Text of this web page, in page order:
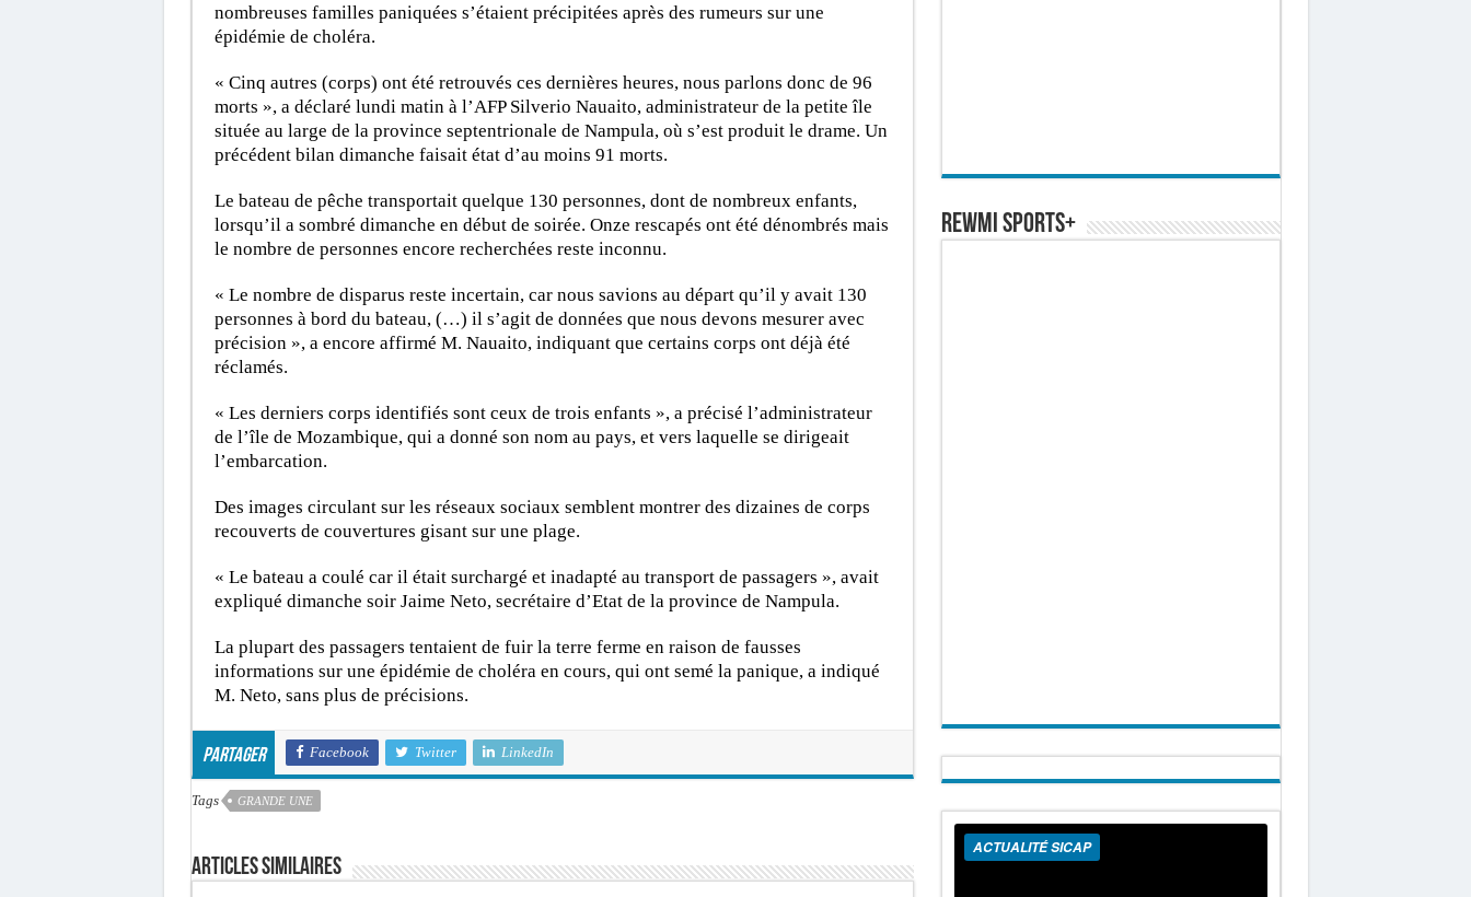
nombreuses familles paniquées s’étaient précipitées après des rumeurs sur une
épidémie de choléra.
« Cinq autres (corps) ont été retrouvés ces dernières heures, nous parlons donc de 96
morts », a déclaré lundi matin à l’AFP Silverio Nauaito, administrateur de la petite île
située au large de la province septentrionale de Nampula, où s’est produit le drame. Un
précédent bilan dimanche faisait état d’au moins 91 morts.
Le bateau de pêche transportait quelque 130 personnes, dont de nombreux enfants,
lorsqu’il a sombré dimanche en début de soirée. Onze rescapés ont été dénombrés mais
le nombre de personnes encore recherchées reste inconnu.
« Le nombre de disparus reste incertain, car nous savions au départ qu’il y avait 130
personnes à bord du bateau, (…) il s’agit de données que nous devons mesurer avec
précision », a encore affirmé M. Nauaito, indiquant que certains corps ont déjà été
réclamés.
« Les derniers corps identifiés sont ceux de trois enfants », a précisé l’administrateur
de l’île de Mozambique, qui a donné son nom au pays, et vers laquelle se dirigeait
l’embarcation.
Des images circulant sur les réseaux sociaux semblent montrer des dizaines de corps
recouverts de couvertures gisant sur une plage.
« Le bateau a coulé car il était surchargé et inadapté au transport de passagers », avait
expliqué dimanche soir Jaime Neto, secrétaire d’Etat de la province de Nampula.
La plupart des passagers tentaient de fuir la terre ferme en raison de fausses
informations sur une épidémie de choléra en cours, qui ont semé la panique, a indiqué
M. Neto, sans plus de précisions.
Partager Facebook Twitter LinkedIn
Tags GRANDE UNE
Articles similaires
REWMI SPORTS+
ACTUALITÉ SICAP